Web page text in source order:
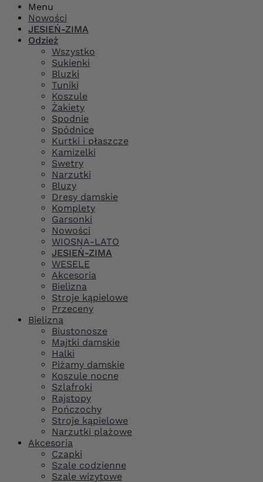
Menu
Nowości
JESIEŃ-ZIMA
Odzież
Wszystko
Sukienki
Bluzki
Tuniki
Koszule
Żakiety
Spodnie
Spódnice
Kurtki i płaszcze
Kamizelki
Swetry
Narzutki
Bluzy
Dresy damskie
Komplety
Garsonki
Nowości
WIOSNA-LATO
JESIEŃ-ZIMA
WESELE
Akcesoria
Bielizna
Stroje kąpielowe
Przeceny
Bielizna
Biustonosze
Majtki damskie
Halki
Piżamy damskie
Koszule nocne
Szlafroki
Rajstopy
Pończochy
Stroje kąpielowe
Narzutki plażowe
Akcesoria
Czapki
Szale codzienne
Szale wizytowe